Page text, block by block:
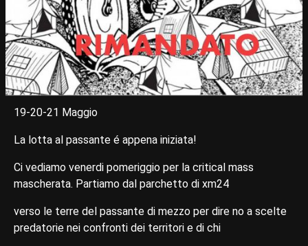
19-20-21 Maggio
La lotta al passante é appena iniziata!
Ci vediamo venerdi pomeriggio per la critical mass
mascherata. Partiamo dal parchetto di xm24
verso le terre del passante di mezzo per dire no a scelte
predatorie nei confronti dei territori e di chi